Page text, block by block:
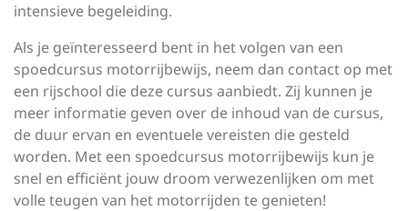
intensieve begeleiding.
Als je geïnteresseerd bent in het volgen van een
spoedcursus motorrijbewijs, neem dan contact op met
een rijschool die deze cursus aanbiedt. Zij kunnen je
meer informatie geven over de inhoud van de cursus,
de duur ervan en eventuele vereisten die gesteld
worden. Met een spoedcursus motorrijbewijs kun je
snel en efficiënt jouw droom verwezenlijken om met
volle teugen van het motorrijden te genieten!